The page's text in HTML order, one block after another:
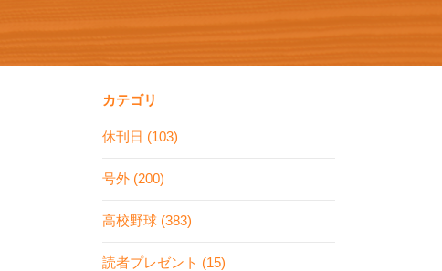
カテゴリ
休刊日 (103)
号外 (200)
高校野球 (383)
読者プレゼント (15)